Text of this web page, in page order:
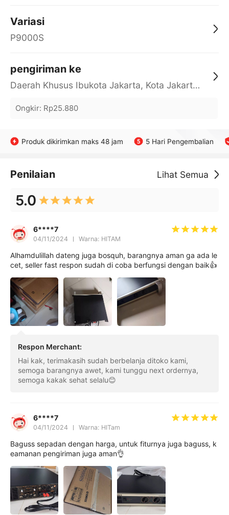
Variasi
P9000S
pengiriman ke
Daerah Khusus Ibukota Jakarta, Kota Jakarta Barat, Cengkareng, yy
Ongkir: Rp25.880
Produk dikirimkan maks 48 jam 5 Hari Pengembalian
Penilaian Lihat Semua
5.0
6****7
04/11/2024 Warna: HITAM
Alhamdulillah dateng juga bosquh, barangnya aman ga ada le
cet, seller fast respon sudah di coba berfungsi dengan baik👍
Respon Merchant:
Hai kak, terimakasih sudah berbelanja ditoko kami,
semoga barangnya awet, kami tunggu next ordernya,
semoga kakak sehat selalu😊
6****7
04/11/2024 Warna: HITam
Baguss sepadan dengan harga, untuk fiturnya juga baguss, k
eamanan pengiriman juga aman👌